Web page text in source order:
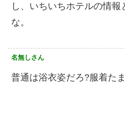
し、いちいちホテルの情
な。
名無しさん
普通は浴衣姿だろ?服着た